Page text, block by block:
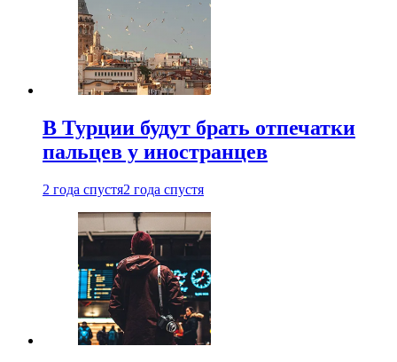
В Турции будут брать отпечатки
пальцев у иностранцев
2 года спустя2 года спустя